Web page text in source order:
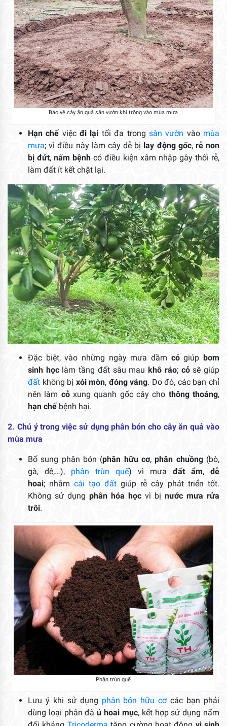
Bảo vệ cây ăn quả sân vườn khi trồng vào mùa mưa
Hạn chế việcđi lại tối đa trong sân vườn vào mùa
mưa; vì điều này làm cây dễ bị lay động gốc, rễ non
bị đứt,nấm bệnh có điều kiện xâm nhập gây thối rễ,
làm đất ít kết chặt lại.
Đặc biệt, vào những ngày mưa dầm cỏgiúp bơm
sinh họclàm tầng đất sâu mau khô ráo; cỏsẽ giúp
đất không bị xói mòn, đóng váng. Do đó, các bạn chỉ
nên làm cỏxung quanh gốc cây cho thông thoáng,
hạn chế bệnh hại.
2. Chú ý trong việc sử dụng phân bón cho cây ăn quả vào
mùa mưa
Bổ sung phân bón (phân hữu cơ,phân chuồng(bò,
gà, dê,…), phân trùn quế) vì mưa đất ẩm, dễ
hoai; nhằm cải tạo đất giúp rễ cây phát triển tốt.
Không sử dụng phân hóa học vì bị nước mưa rửa
trôi.
Phân trùn quế
Lưu ý khi sử dụng phân bón hữu cơcác bạn phải
dùng loại phân đãủ hoai mục, kết hợp sử dụng nấm